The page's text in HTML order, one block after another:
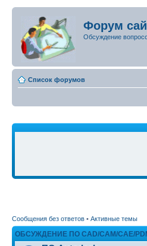
Форум
Обсуждение
Список форумов
Сообщения без ответов • Активные темы
ОБСУЖДЕНИЕ ПО CAD/CAM/CAE/